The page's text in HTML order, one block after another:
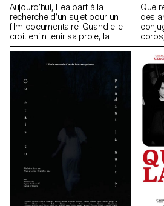
Aujourd’hui, Lea part à la
recherche d’un sujet pour un
film documentaire. Quand elle
croit enfin tenir sa proie, la
situation s’inverse. La
Que
des
la